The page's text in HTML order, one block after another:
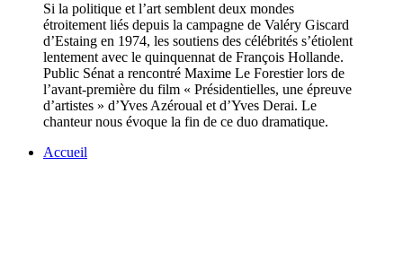
Si la politique et l’art semblent deux mondes
étroitement liés depuis la campagne de Valéry Giscard
d’Estaing en 1974, les soutiens des célébrités s’étiolent
lentement avec le quinquennat de François Hollande.
Public Sénat a rencontré Maxime Le Forestier lors de
l’avant-première du film « Présidentielles, une épreuve
d’artistes » d’Yves Azéroual et d’Yves Derai. Le
chanteur nous évoque la fin de ce duo dramatique.
Accueil